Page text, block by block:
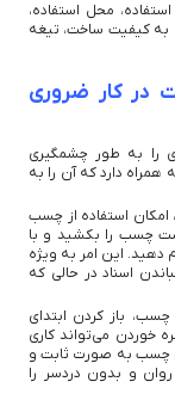
محل استفاده،
کیفیت ساخت، تیغه
در کار ضروری
را به طور چشمگیری
همراه دارد که آن را به
استفاده از چسب
چسب را بکشید و با
دهید. این امر به ویژه
اسناد در حالی که
باز کردن ابتدای
خوردن می‌تواند کاری
چسب به صورت ثابت و
و بدون دردسر را